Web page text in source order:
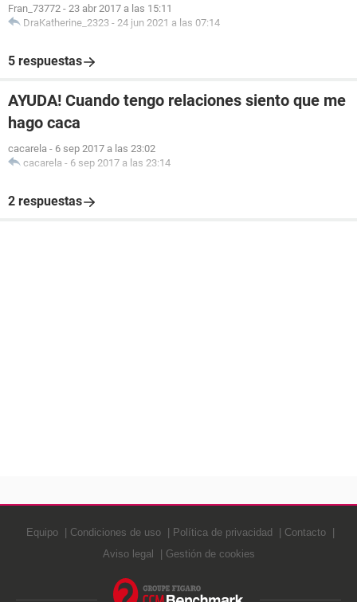
Fran_73772 - 23 abr 2017 a las 15:11
DraKatherine_2323 - 24 jun 2021 a las 07:14
5 respuestas
AYUDA! Cuando tengo relaciones siento que me
hago caca
cacarela - 6 sep 2017 a las 23:02
cacarela - 6 sep 2017 a las 23:14
2 respuestas
Equipo Condiciones de uso Política de privacidad
Contacto
Aviso legal
Gestión de cookies